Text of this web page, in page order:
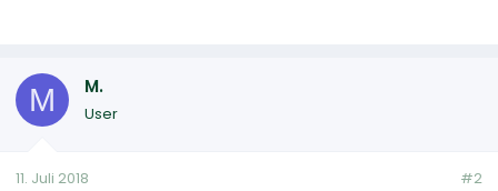
M M.
User
11. Juli 2018 #2